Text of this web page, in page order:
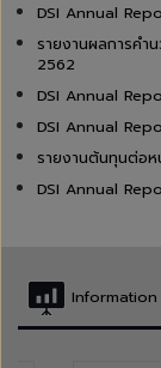
DSI Annual
รายงานผลการค
2562
DSI Annual
DSI Annual
รายงานต้นทุนต่อ
DSI Annual